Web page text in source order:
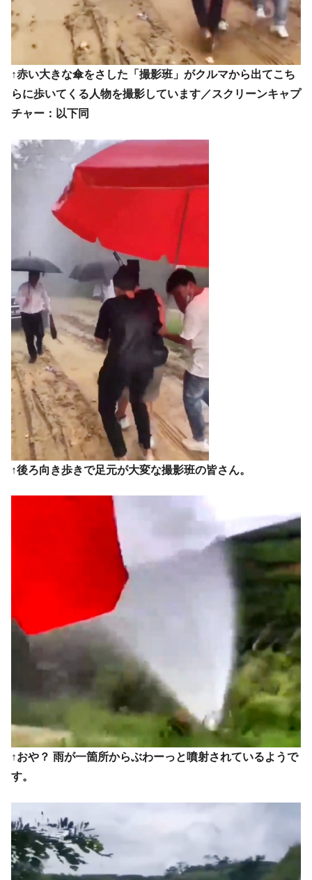
営業利益80.2％も減少
『Money1』
米国下院「韓国の公務員個人をターゲット
にぶん殴る法案」提出！⇒ クーパン問題は合衆国企業に対
する差別。許してはおかぬ
『Money1』
韓国ボンクラ政策室長･金容範、株価暴落に
他人事のような発言。
業績「史上最高益」当期純利益は前年同期比13.4倍に。
『Money1』
韓国･加徳島新国際空港「またも暗礁」の危
機 ⇒ 10.7兆では損が出るからできない。
『Money1』
【速報】韓国株式市場の暴落・本日07月29
日(水)もサイドカー・サーキットブレイカーの二段コンボ
『Money1』
IT産業は人を雇用する効果は低い。全産業の
半分未満しか雇用を生まない
『Money1』
韓国「株式市場が賭博場のように変質した
のは政界の責任だ」
『Money1』
韓国「2026年1Q 資金循環統計」面白い結果
に。
『Money1』
韓国化学企業最大手『ロッテケミカル』純
借入金が約8兆。信用格付け「ネガティブ」にダウン
『Money1』
韓国株式市場･暗黒の火曜日。サーキットブ
レイカーも発動！ 半導体2銘柄の暴落
『Money1』 韓国･カードローン金利「15％」突破！
Fact1
日本の誇る海洋資源調査船『白嶺』は先進技術の
夏の甲子園、優勝校を最も多く輩出している都道
今話題の「楽天ライオンズ」とは？
奇跡の毛色「白毛馬」とは？
全て勝つといくら？ 競馬GI競走で勝利騎手がもら
Fact1 平成仮面ライダーの意外すぎるモチーフとは？
発表から2日で大崩壊、鳴かず飛ばずに終わりそう
なスーパーリーグとは？
Fact1
日本人マスターズ挑戦の歴史。松山以前に最高位
だった選手とは？
Fact1
甲子園通算本塁打、最多の清原に次いで多く打っ
ている意外な選手とは？
Fact1
↑赤い大きな傘をさした「撮影班」がクルマから出てこち
らに歩いてくる人物を撮影しています／スクリーンキャプ
チャー：以下同
↑後ろ向き歩きで足元が大変な撮影班の皆さん。
↑おや？ 雨が一箇所からぶわーっと噴射されているようで
す。